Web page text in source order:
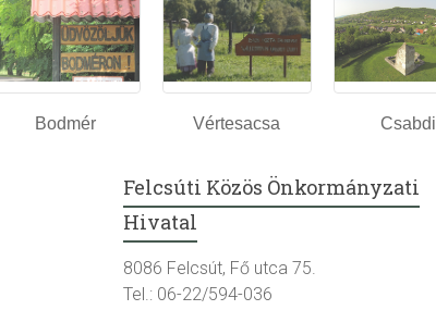
Bodmér Vértesacsa Csabdi
Felcsúti Közös Önkormányzati
Hivatal
8086 Felcsút, Fő utca 75.
Tel.: 06-22/594-036